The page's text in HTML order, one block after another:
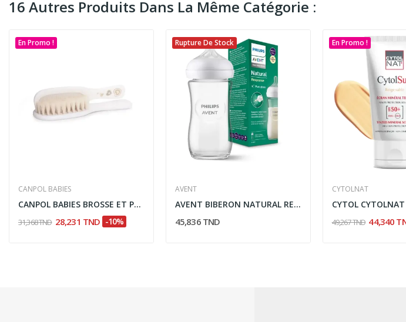
16 Autres Produits Dans La Même Catégorie :
En Promo !
CANPOL BABIES
CANPOL BABIES BROSSE ET PEIGNE COLLECTION...
31,368 TND 28,231 TND -10%
Rupture De Stock
AVENT
AVENT BIBERON NATURAL RESPONSE EN VERRE 240ML...
45,836 TND
En Promo !
CYTOLNAT
49,267 TND 44,340